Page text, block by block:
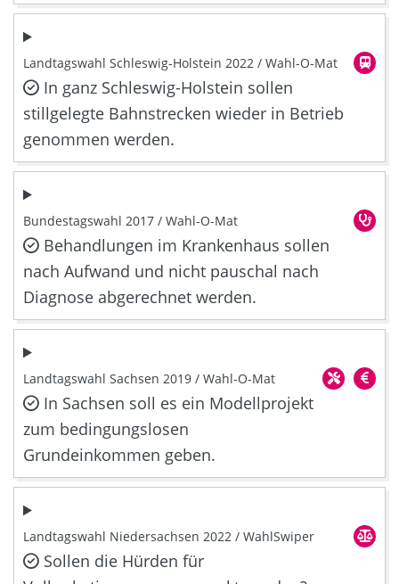
Landtagswahl Schleswig-Holstein 2022 / Wahl-O-Mat
In ganz Schleswig-Holstein sollen
stillgelegte Bahnstrecken wieder in Betrieb
genommen werden.
Bundestagswahl 2017 / Wahl-O-Mat
Behandlungen im Krankenhaus sollen
nach Aufwand und nicht pauschal nach
Diagnose abgerechnet werden.
Landtagswahl Sachsen 2019 / Wahl-O-Mat
In Sachsen soll es ein Modellprojekt
zum bedingungslosen
Grundeinkommen geben.
Landtagswahl Niedersachsen 2022 / WahlSwiper
Sollen die Hürden für